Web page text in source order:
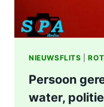
NIEUWSFLITS |
Persoon
water,